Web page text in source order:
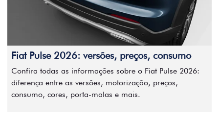
Fiat Pulse 2026: versões, preços, consumo
Confira todas as informações sobre o Fiat Pulse 2026:
diferença entre as versões, motorização, preços,
consumo, cores, porta-malas e mais.